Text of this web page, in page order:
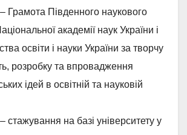
Грамота Південного наукового
академії наук України і
освіти і науки України за творчу
розробку та впровадження
ідей в освітній та науковій
стажування на базі університету у